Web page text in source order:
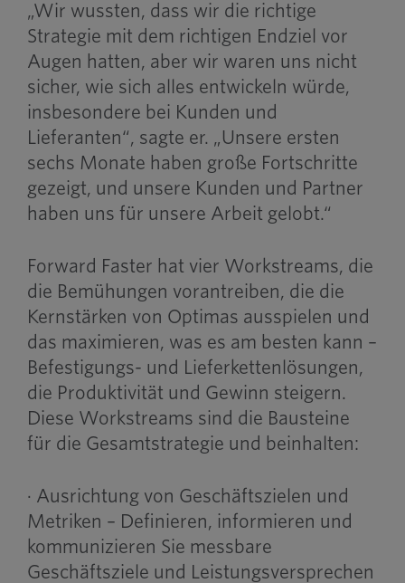
„Wir wussten, dass wir die richtige
Strategie mit dem richtigen Endziel vor
Augen hatten, aber wir waren uns nicht
sicher, wie sich alles entwickeln würde,
insbesondere bei Kunden und
Lieferanten“, sagte er. „Unsere ersten
sechs Monate haben große Fortschritte
gezeigt, und unsere Kunden und Partner
haben uns für unsere Arbeit gelobt.“
Forward Faster hat vier Workstreams, die
die Bemühungen vorantreiben, die die
Kernstärken von Optimas ausspielen und
das maximieren, was es am besten kann –
Befestigungs- und Lieferkettenlösungen,
die Produktivität und Gewinn steigern.
Diese Workstreams sind die Bausteine
für die Gesamtstrategie und beinhalten:
· Ausrichtung von Geschäftszielen und
Metriken – Definieren, informieren und
kommunizieren Sie messbare
Geschäftsziele und Leistungsversprechen